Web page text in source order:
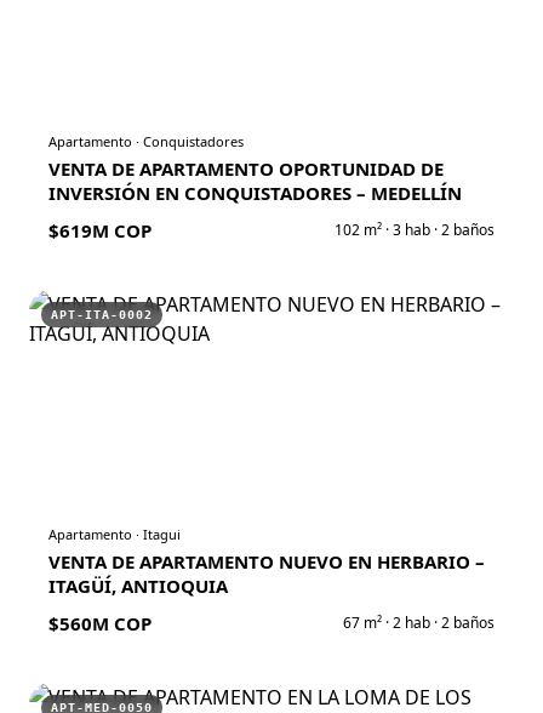
Apartamento · Conquistadores
VENTA DE APARTAMENTO OPORTUNIDAD DE
INVERSIÓN EN CONQUISTADORES – MEDELLÍN
$619M COP
102 m² ·3 hab ·2 baños
APT-ITA-0002
Apartamento · Itagui
VENTA DE APARTAMENTO NUEVO EN HERBARIO –
ITAGÜÍ, ANTIOQUIA
$560M COP
67 m² ·2 hab ·2 baños
APT-MED-0050